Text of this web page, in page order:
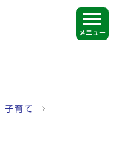
メニュー
子育て